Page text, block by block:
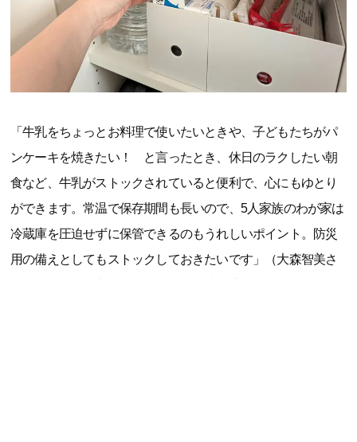
「牛乳をちょっとお料理で使いたいときや、子どもたちがパ
ンケーキを焼きたい！ と言ったとき、休日のラクしたい朝
食など、牛乳がストックされていると便利で、心にもゆとり
ができます。常温で保存期間も長いので、5人家族のわが家は
冷蔵庫を圧迫せずに保管できるのもうれしいポイント。防災
用の備えとしてもストックしておきたいです」（大森智美さ